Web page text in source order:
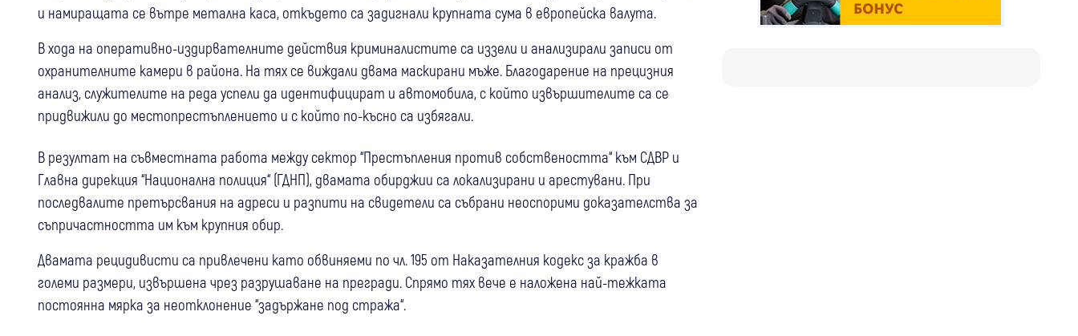
и намиращата се вътре метална каса, откъдето са задигнали крупната сума в европейска валута.
В хода на оперативно-издирвателните действия криминалистите са иззели и анализирали записи от
охранителните камери в района. На тях се виждали двама маскирани мъже. Благодарение на прецизния
анализ, служителите на реда успели да идентифицират и автомобила, с който извършителите са се
придвижили до местопрестъплението и с който по-късно са избягали.
В резултат на съвместната работа между сектор “Престъпления против собствеността“ към СДВР и
Главна дирекция “Национална полиция“ (ГДНП), двамата обирджии са локализирани и арестувани. При
последвалите претърсвания на адреси и разпити на свидетели са събрани неоспорими доказателства за
съпричастността им към крупния обир.
Двамата рецидивисти са привлечени като обвиняеми по чл. 195 от Наказателния кодекс за кражба в
големи размери, извършена чрез разрушаване на прегради. Спрямо тях вече е наложена най-тежката
постоянна мярка за неотклонение “задържане под стража“.
Крими
България